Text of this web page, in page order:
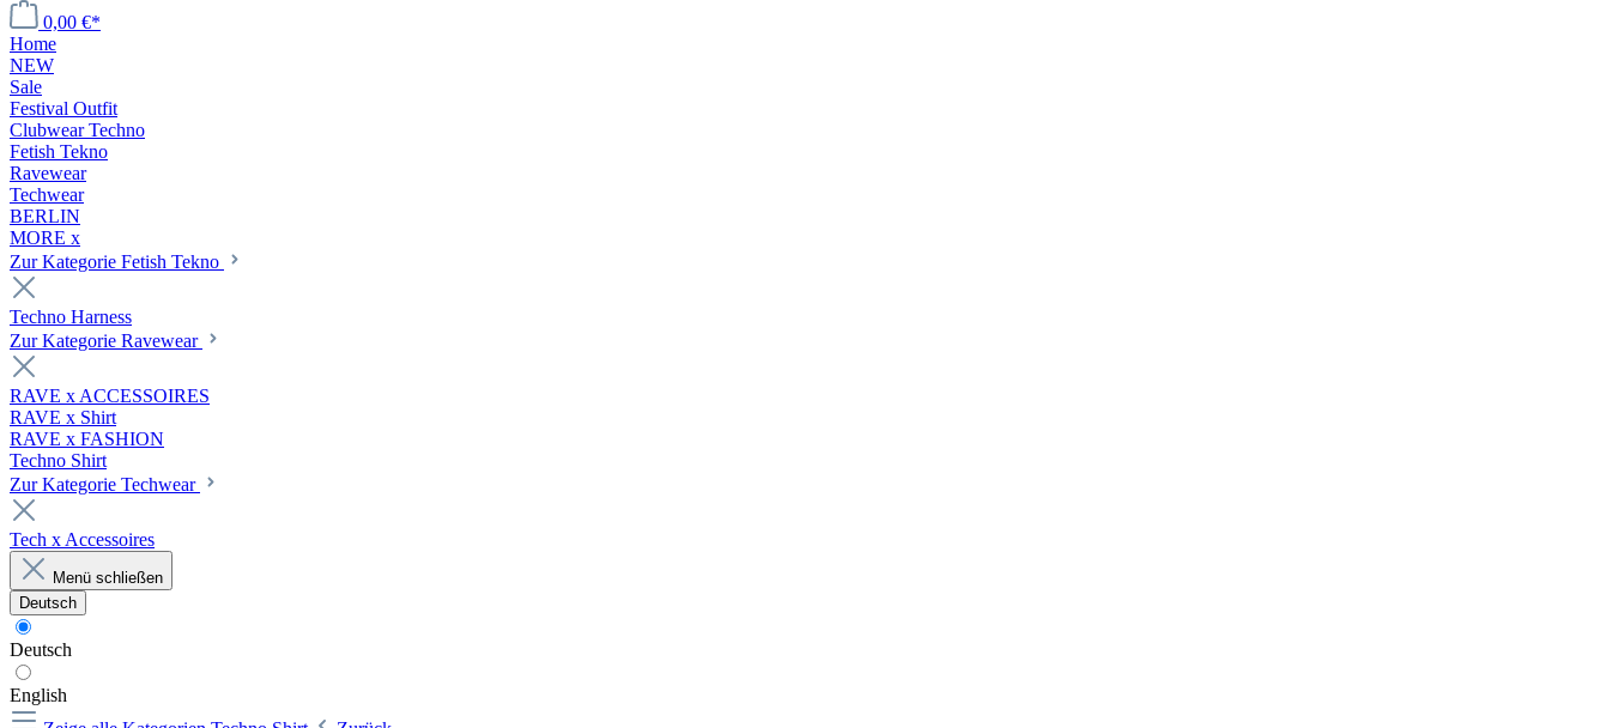
0,00 €*
Home
NEW
Sale
Festival Outfit
Clubwear Techno
Fetish Tekno
Ravewear
Techwear
BERLIN
MORE x
Zur Kategorie Fetish Tekno
Techno Harness
Zur Kategorie Ravewear
RAVE x ACCESSOIRES
RAVE x Shirt
RAVE x FASHION
Techno Shirt
Zur Kategorie Techwear
Tech x Accessoires
Menü schließen
Deutsch
Deutsch
English